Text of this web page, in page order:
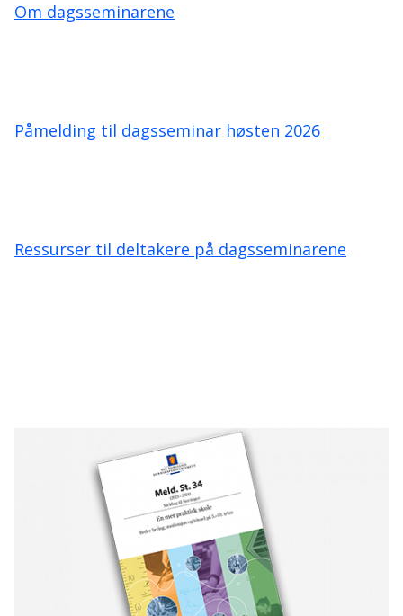
Om dagsseminarene
Påmelding til dagsseminar høsten 2026
Ressurser til deltakere på dagsseminarene